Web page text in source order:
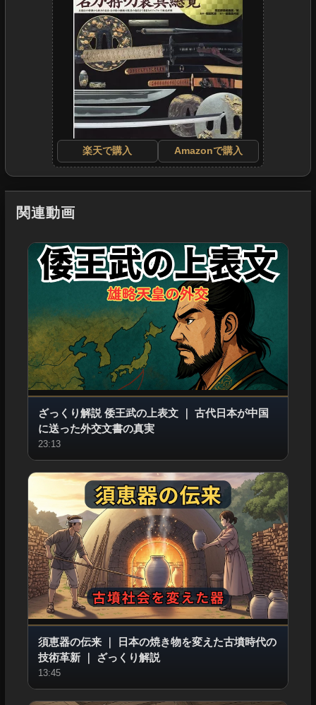
楽天で購入 Amazonで購入
関連動画
ざっくり解説 倭王武の上表文｜ 古代日本が中国
に送った外交文書の真実
23:13
須恵器の伝来｜
日本の焼き物を変えた古墳時代の
技術革新｜ ざっくり解説
13:45